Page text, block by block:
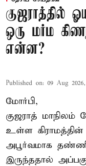
குஜராத்தில்
ஒரு மர்ம
என்ன?
Published on: 09 Aug
மோர்பி,
குஜராத் மாநிலம்
உள்ள கிராமத்தின்
அபூர்வமாக
இருந்ததால்